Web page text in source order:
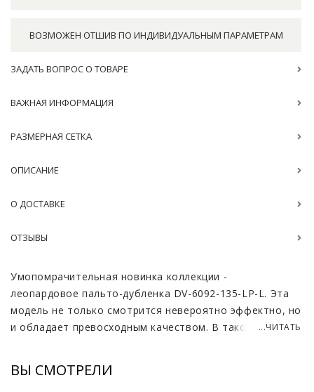
ВОЗМОЖЕН ОТШИВ ПО ИНДИВИДУАЛЬНЫМ ПАРАМЕТРАМ
ЗАДАТЬ ВОПРОС О ТОВАРЕ
ВАЖНАЯ ИНФОРМАЦИЯ
РАЗМЕРНАЯ СЕТКА
ОПИСАНИЕ
О ДОСТАВКЕ
ОТЗЫВЫ
Умопомрачительная новинка коллекции -
леопардовое пальто-дубленка DV-6092-135-LP-L. Эта
модель не только смотрится невероятно эффектно, но
и обладает превосходным качеством. В таком изделии
...ЧИТАТЬ
ВЫ СМОТРЕЛИ